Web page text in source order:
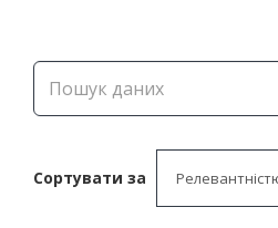
Сортувати за